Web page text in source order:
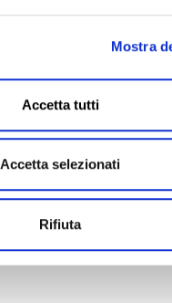
Mostra
Accetta tutti
Accetta selezionati
Rifiuta